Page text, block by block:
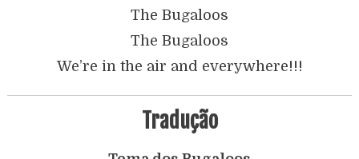
The Bugaloos
The Bugaloos
We’re in the air and everywhere!!!
Tradução